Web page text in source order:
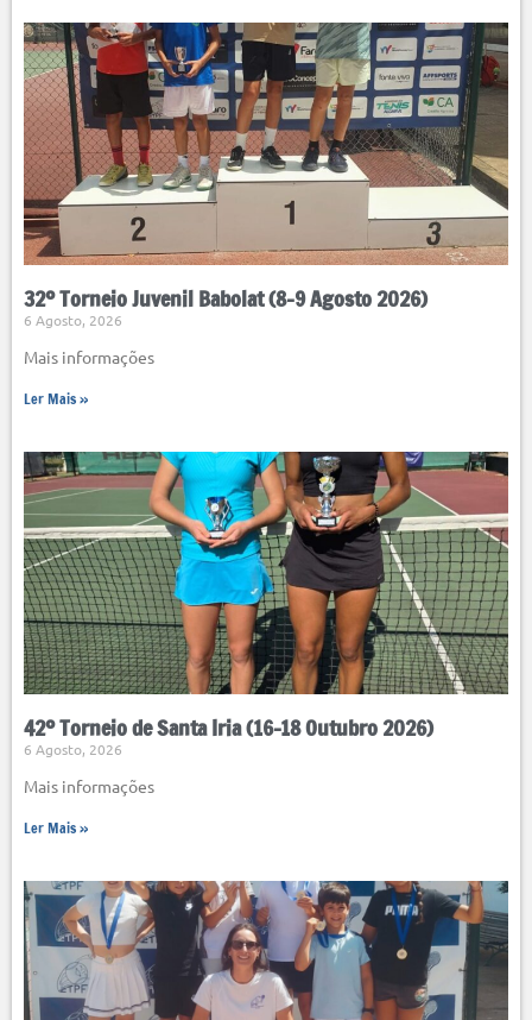
32º Torneio Juvenil Babolat (8-9 Agosto 2026)
6 Agosto, 2026
Mais informações
Ler Mais »
42º Torneio de Santa Iria (16-18 Outubro 2026)
6 Agosto, 2026
Mais informações
Ler Mais »